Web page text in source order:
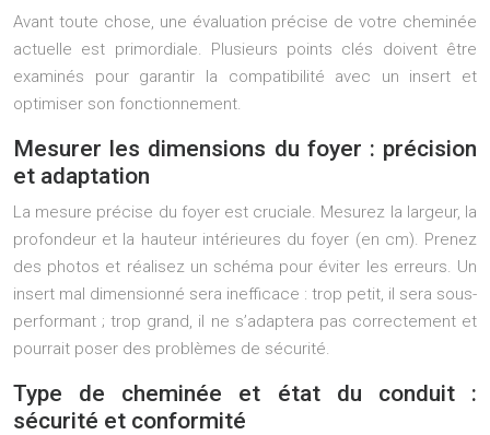
Avant toute chose, une évaluation précise de votre cheminée
actuelle est primordiale. Plusieurs points clés doivent être
examinés pour garantir la compatibilité avec un insert et
optimiser son fonctionnement.
Mesurer les dimensions du foyer : précision
et adaptation
La mesure précise du foyer est cruciale. Mesurez la largeur, la
profondeur et la hauteur intérieures du foyer (en cm). Prenez
des photos et réalisez un schéma pour éviter les erreurs. Un
insert mal dimensionné sera inefficace : trop petit, il sera sous-
performant ; trop grand, il ne s’adaptera pas correctement et
pourrait poser des problèmes de sécurité.
Type de cheminée et état du conduit :
sécurité et conformité